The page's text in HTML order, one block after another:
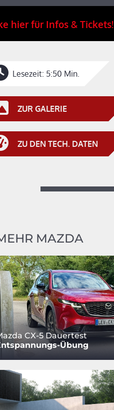
hier für Infos & Tickets!
Lesezeit: 5:50 Min.
ZUR GALERIE
ZU DEN TECH. DATEN
MAZDA
CX-5 Dauertest
Übung